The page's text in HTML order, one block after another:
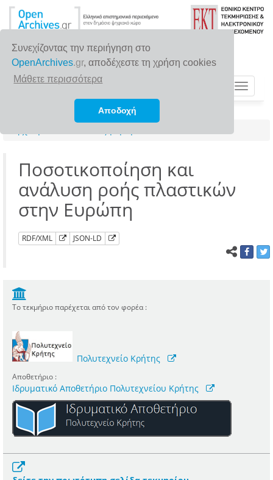
Συνεχίζοντας την περιήγηση στο
OpenArchives.gr, αποδέχεστε τη χρήση cookies
Μάθετε περισσότερα
Αποδοχή
Toggle
Ποσοτικοποίηση και
ανάλυση ροής πλαστικών
στην Ευρώπη
RDF/XML JSON-LD
Το τεκμήριο παρέχεται από τον φορέα :
Πολυτεχνείο Κρήτης
Αποθετήριο :
Ιδρυματικό Αποθετήριο Πολυτεχνείου Κρήτης